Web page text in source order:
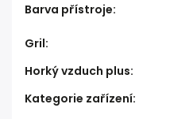
Barva přístroje:
Gril:
Horký vzduch plus:
Kategorie zařízení: